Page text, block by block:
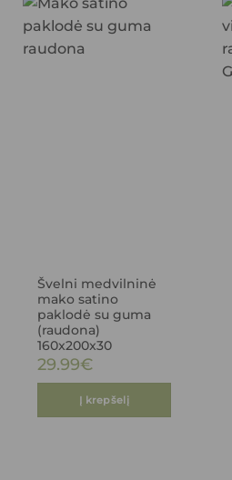
Švelni medvilninė
mako satino
paklodė su guma
(raudona)
160x200x30
29.99€
Į krepšelį